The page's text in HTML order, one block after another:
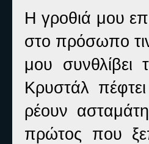
Η γροθιά μου
στο πρόσωπο
μου
Κρυστάλ
ρέουν
πρώτος που